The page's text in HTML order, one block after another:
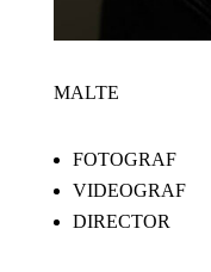
MALTE
FOTOGRAF
VIDEOGRAF
DIRECTOR